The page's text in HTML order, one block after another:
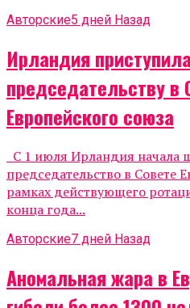
Авторские5 дней Назад
Ирландия
председательству в
Европейского союза
С 1 июля Ирландия начала
председательство в Совете
рамках действующего
конца года...
Авторские7 дней Назад
Аномальная жара в